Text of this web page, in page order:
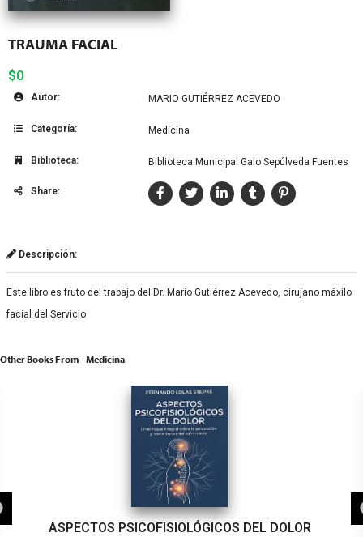
TRAUMA FACIAL
$0
Autor: MARIO GUTIÉRREZ ACEVEDO
Categoría: Medicina
Biblioteca: Biblioteca Municipal Galo Sepúlveda Fuentes
Share:
Descripción:
Este libro es fruto del trabajo del Dr. Mario Gutiérrez Acevedo, cirujano máxilo
facial del Servicio
Other Books From - Medicina
ASPECTOS PSICOFISIOLÓGICOS DEL DOLOR